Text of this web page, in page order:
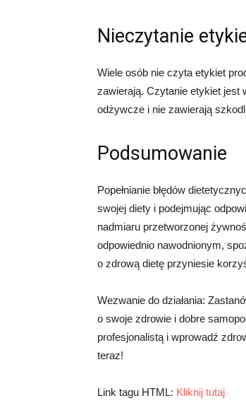
Nieczytanie
Wiele osób nie czyta etykiet
zawierają. Czytanie etykiet jest
odżywcze i nie zawierają
Podsumowanie
Popełnianie błędów
swojej diety i podejmując
nadmiaru przetworzonej
odpowiednio nawodnionym,
o zdrową dietę przyniesie
Wezwanie do działania:
o swoje zdrowie i dobre
profesjonalistą i wprowadź
teraz!
Link tagu HTML: Kliknij tutaj